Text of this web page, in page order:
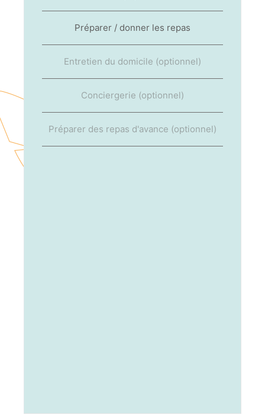
Préparer / donner les repas
Entretien du domicile (optionnel)
Conciergerie (optionnel)
Préparer des repas d'avance (optionnel)